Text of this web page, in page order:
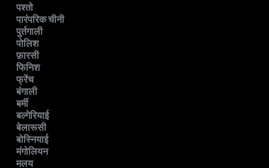
पश्तो
पारंपरिक चीनी
पुर्तगाली
पोलिश
फ़ारसी
फिनिश
फ्रेंच
बंगाली
बर्मी
बल्गेरियाई
बेलारूसी
बोस्नियाई
मंगोलियन
मलय